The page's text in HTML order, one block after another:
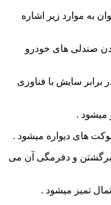
به موارد زیر اشاره
صندلی های خودرو
سایش با فناوری
میشود .
های دیواره میشود .
برگشتن و دفرمگی آن می
تمیز میشود .